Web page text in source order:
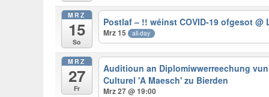
MRZ
15
So
Postlaf – !! wéinst COVID-19 ofgesot@
Mrz 15 all-day
MRZ
27
Fr
Auditioun an Diplomiwwerreechung
Culturel 'A Maesch' zu Bierden
Mrz 27 @ 19:00